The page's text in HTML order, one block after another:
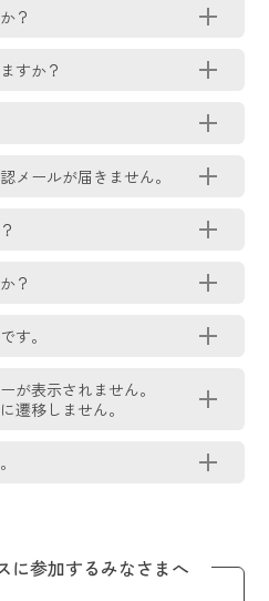
？
すか？
メールが届きません。
？
す。
が表示されません。
遷移しません。
に参加するみなさまへ